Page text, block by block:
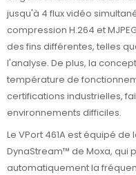
jusqu'à 4 flux vidéo
compression H.264 et
des fins différentes, telles
l'analyse. De plus, la
température de
certifications industrielles,
environnements difficiles.
Le VPort 461A est équipé
DynaStream™ de Moxa, qui
automatiquement la